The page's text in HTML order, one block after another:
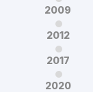
2009
2012
2017
2020